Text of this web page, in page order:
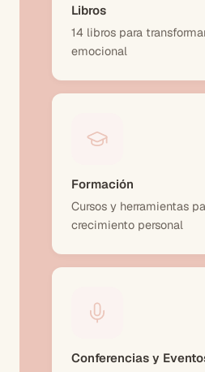
Libros
14 libros para
emocional
Formación
Cursos y herramientas
crecimiento personal
Conferencias y